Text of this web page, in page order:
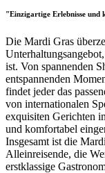
"Einzigartige Erlebnisse und
Die Mardi Gras
ist. Von spannenden
entspannenden
findet jeder das
von internationalen
exquisiten Gerichten
und komfortabel
Insgesamt ist die
Alleinreisende, die
erstklassige